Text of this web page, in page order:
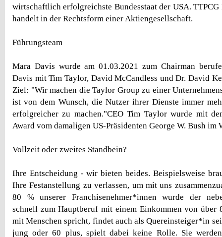
wirtschaftlich erfolgreichste Bundesstaat der USA.
handelt in der Rechtsform einer Aktiengesellschaft.
Führungsteam
Mara Davis wurde am 01.03.2021 zum Chairman
Davis mit Tim Taylor, David McCandless und Dr. David
Ziel: "Wir machen die Taylor Group zu einer
ist von dem Wunsch, die Nutzer ihrer Dienste immer
erfolgreicher zu machen."CEO Tim Taylor wurde mit
Award vom damaligen US-Präsidenten George W. Bush im
Vollzeit oder zweites Standbein?
Ihre Entscheidung - wir bieten beides. Beispielsweise
Ihre Festanstellung zu verlassen, um mit uns
80 % unserer Franchisenehmer*innen wurde der
schnell zum Hauptberuf mit einem Einkommen von über
mit Menschen spricht, findet auch als Quereinsteiger*in
jung oder 60 plus, spielt dabei keine Rolle. Sie